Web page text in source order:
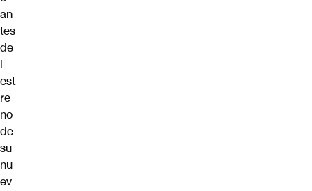
an
tes
de
l
est
re
no
de
su
nu
ev